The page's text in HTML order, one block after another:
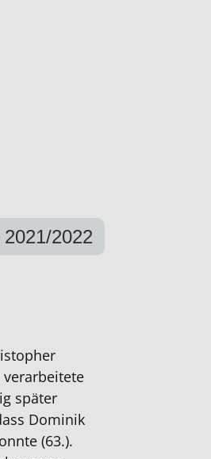
2022
später
Dominik
(63.).